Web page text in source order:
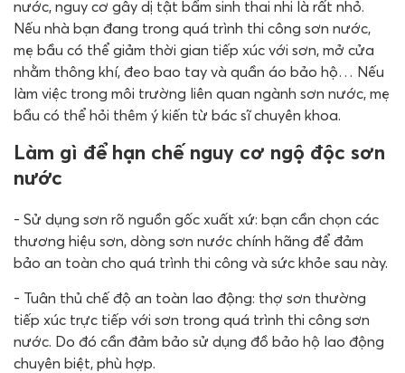
nước, nguy cơ gây dị tật bẩm sinh thai nhi là rất nhỏ.
Nếu nhà bạn đang trong quá trình thi công sơn nước,
mẹ bầu có thể giảm thời gian tiếp xúc với sơn, mở cửa
nhằm thông khí, đeo bao tay và quần áo bảo hộ… Nếu
làm việc trong môi trường liên quan ngành sơn nước, mẹ
bầu có thể hỏi thêm ý kiến từ bác sĩ chuyên khoa.
Làm gì để hạn chế nguy cơ ngộ độc sơn
nước
- Sử dụng sơn rõ nguồn gốc xuất xứ: bạn cần chọn các
thương hiệu sơn, dòng sơn nước chính hãng để đảm
bảo an toàn cho quá trình thi công và sức khỏe sau này.
- Tuân thủ chế độ an toàn lao động: thợ sơn thường
tiếp xúc trực tiếp với sơn trong quá trình thi công sơn
nước. Do đó cần đảm bảo sử dụng đồ bảo hộ lao động
chuyên biệt, phù hợp.